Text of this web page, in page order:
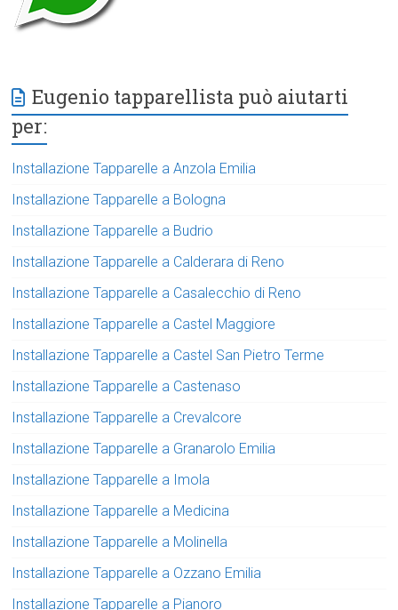
Eugenio tapparellista può aiutarti
per:
Installazione Tapparelle a Anzola Emilia
Installazione Tapparelle a Bologna
Installazione Tapparelle a Budrio
Installazione Tapparelle a Calderara di Reno
Installazione Tapparelle a Casalecchio di Reno
Installazione Tapparelle a Castel Maggiore
Installazione Tapparelle a Castel San Pietro Terme
Installazione Tapparelle a Castenaso
Installazione Tapparelle a Crevalcore
Installazione Tapparelle a Granarolo Emilia
Installazione Tapparelle a Imola
Installazione Tapparelle a Medicina
Installazione Tapparelle a Molinella
Installazione Tapparelle a Ozzano Emilia
Installazione Tapparelle a Pianoro